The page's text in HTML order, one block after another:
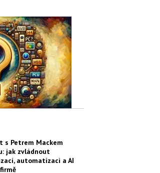
s Petrem Mackem
jak zvládnout
automatizaci a AI